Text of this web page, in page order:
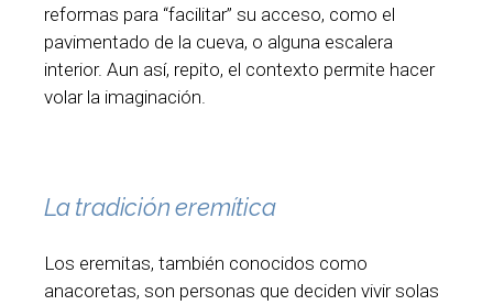
reformas para “facilitar” su acceso, como el
pavimentado de la cueva, o alguna escalera
interior. Aun así, repito, el contexto permite hacer
volar la imaginación.
La tradición eremítica
Los eremitas, también conocidos como
anacoretas, son personas que deciden vivir solas